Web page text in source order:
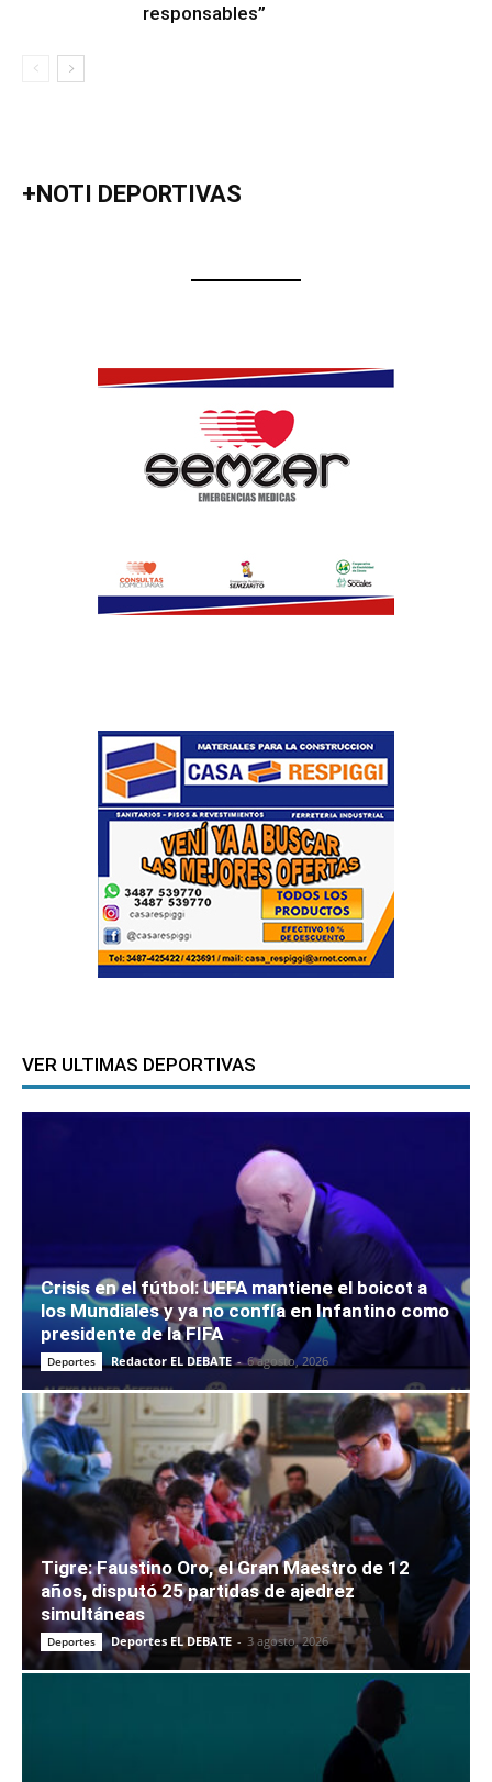
responsables”
+NOTI DEPORTIVAS
VER ULTIMAS DEPORTIVAS
Crisis en el fútbol: UEFA mantiene el boicot a
los Mundiales y ya no confía en Infantino como
presidente de la FIFA
Deportes Redactor EL DEBATE - 6 agosto, 2026
Tigre: Faustino Oro, el Gran Maestro de 12
años, disputó 25 partidas de ajedrez
simultáneas
Deportes Deportes EL DEBATE - 3 agosto, 2026